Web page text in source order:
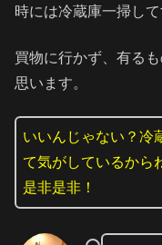
時には冷蔵庫一掃し
買物に行かず、有るも
思います。
いいんじゃない？冷
て気がしているから
是非是非！